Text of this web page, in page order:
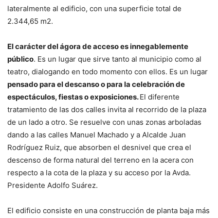
lateralmente al edificio, con una superficie total de
2.344,65 m2.
El carácter del ágora de acceso es innegablemente
público. Es un lugar que sirve tanto al municipio como al
teatro, dialogando en todo momento con ellos. Es un lugar
pensado para el descanso o para la celebración de
espectáculos, fiestas o exposiciones.El diferente
tratamiento de las dos calles invita al recorrido de la plaza
de un lado a otro. Se resuelve con unas zonas arboladas
dando a las calles Manuel Machado y a Alcalde Juan
Rodríguez Ruiz, que absorben el desnivel que crea el
descenso de forma natural del terreno en la acera con
respecto a la cota de la plaza y su acceso por la Avda.
Presidente Adolfo Suárez.
El edificio consiste en una construcción de planta baja más